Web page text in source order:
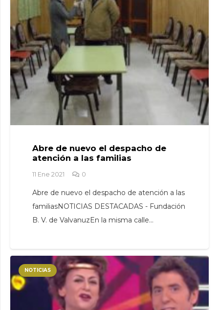
Abre de nuevo el despacho de
atención a las familias
11 Ene 2021 0
Abre de nuevo el despacho de atención a las
familiasNOTICIAS DESTACADAS - Fundación
B. V. de ValvanuzEn la misma calle…
NOTICIAS